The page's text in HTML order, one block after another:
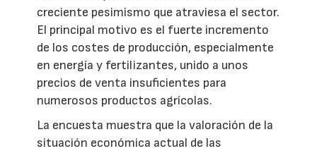
creciente pesimismo que atraviesa el sector.
El principal motivo es el fuerte incremento
de los costes de producción, especialmente
en energía y fertilizantes, unido a unos
precios de venta insuficientes para
numerosos productos agrícolas.
La encuesta muestra que la valoración de la
situación económica actual de las